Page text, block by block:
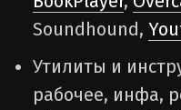
Soundhound,
Утилиты и
рабочее, инфа,